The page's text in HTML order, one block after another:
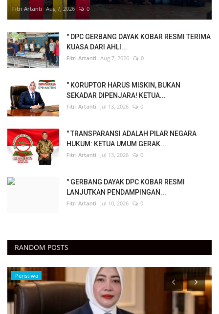
Fitri Artanti Aug 7, 2026 0
" DPC GERBANG DAYAK KOBAR RESMI TERIMA
KUASA DARI AHLI...
Fitri Artanti Aug 7, 2026 0
" KORUPTOR HARUS MISKIN, BUKAN
SEKADAR DIPENJARA! KETUA...
Fitri Artanti Jul 13, 2026 0
" TRANSPARANSI ADALAH PILAR NEGARA
HUKUM: KETUA UMUM GERAK...
Fitri Artanti Jul 13, 2026 0
" GERBANG DAYAK DPC KOBAR RESMI
LANJUTKAN PENDAMPINGAN...
Fitri Artanti Jul 10, 2026 0
RANDOM POSTS
Peristiwa